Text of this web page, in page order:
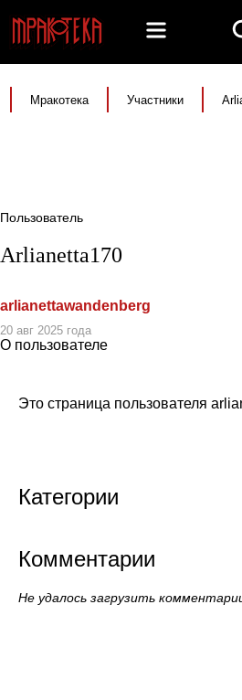
Мракотека Участники
Пользователь
Arlianetta170
arlianettawandenberg
20 авг 2025 года
О пользователе
Это страница пользователя
Категории
Комментарии
Не удалось загрузить